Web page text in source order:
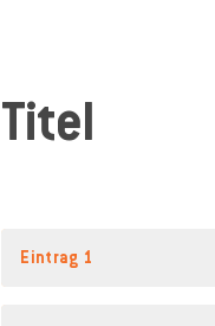
Titel
Eintrag 1